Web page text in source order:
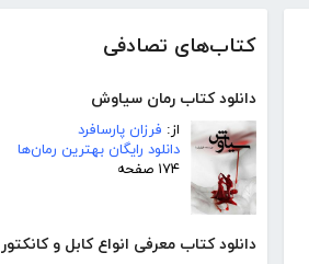
کتاب‌های تصادفی
دانلود کتاب رمان سیاوش
از: فرزان پارسافرد
دانلود رایگان بهترین رمان‌ها
۱۷۴ صفحه
دانلود کتاب معرفی انواع کابل و کانکتور